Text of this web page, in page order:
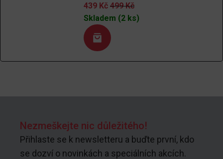
439 Kč 499Kč
Skladem (2 ks)
Nezmeškejte nic důležitého!
Přihlaste se k newsletteru a buďte první, kdo
se dozví o novinkách a speciálních akcích.